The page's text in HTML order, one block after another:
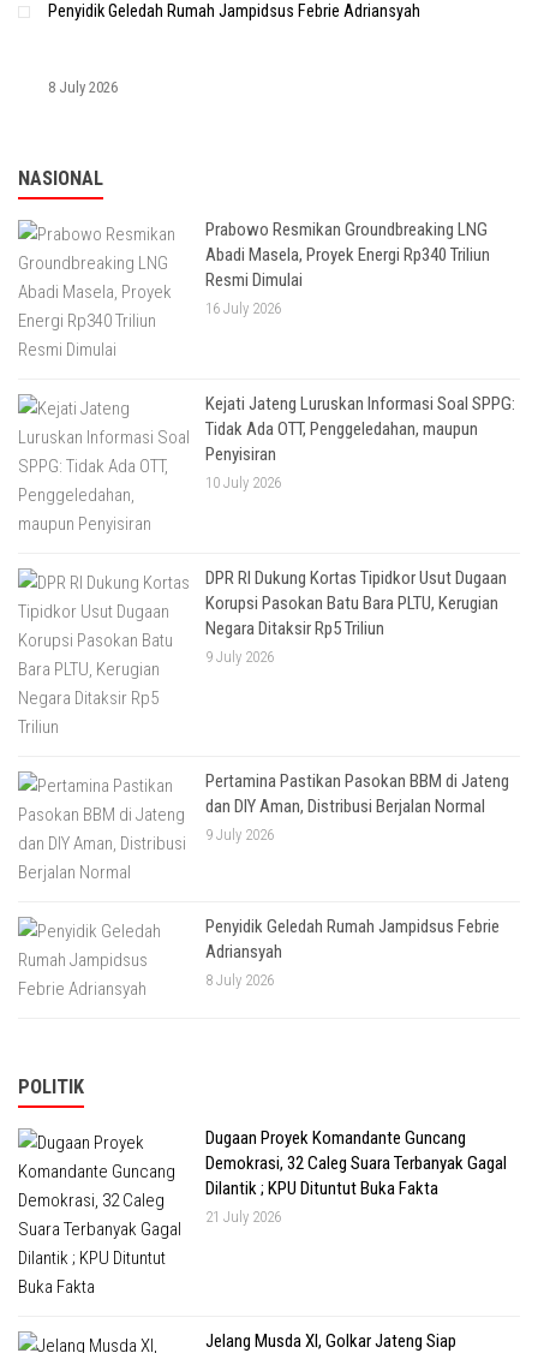
Penyidik Geledah Rumah Jampidsus Febrie Adriansyah
8 July 2026
NASIONAL
Prabowo Resmikan Groundbreaking LNG
Abadi Masela, Proyek Energi Rp340 Triliun
Resmi Dimulai
16 July 2026
Kejati Jateng Luruskan Informasi Soal SPPG:
Tidak Ada OTT, Penggeledahan, maupun
Penyisiran
10 July 2026
DPR RI Dukung Kortas Tipidkor Usut Dugaan
Korupsi Pasokan Batu Bara PLTU, Kerugian
Negara Ditaksir Rp5 Triliun
9 July 2026
Pertamina Pastikan Pasokan BBM di Jateng
dan DIY Aman, Distribusi Berjalan Normal
9 July 2026
Penyidik Geledah Rumah Jampidsus Febrie
Adriansyah
8 July 2026
POLITIK
Dugaan Proyek Komandante Guncang
Demokrasi, 32 Caleg Suara Terbanyak Gagal
Dilantik ; KPU Dituntut Buka Fakta
21 July 2026
Jelang Musda XI, Golkar Jateng Siap